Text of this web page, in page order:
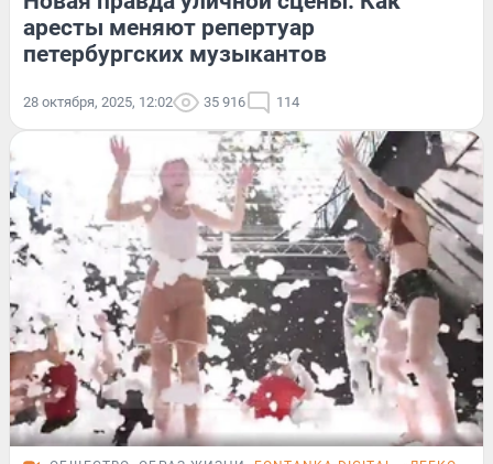
аресты меняют репертуар
петербургских музыкантов
28 октября, 2025, 12:02 35 916 114